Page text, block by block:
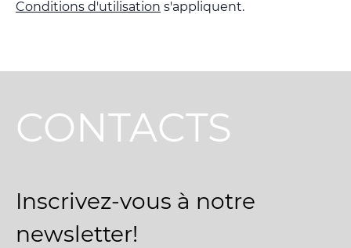
Conditions d'utilisation s'appliquent.
CONTACTS
Inscrivez-vous à notre
newsletter!